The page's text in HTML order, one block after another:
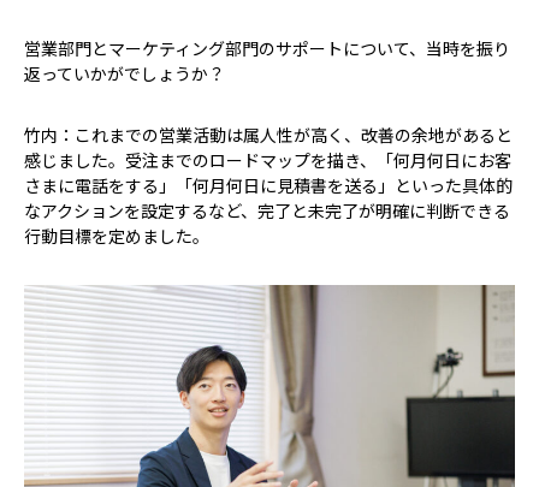
――営業部門とマーケティング部門のサポートについて、当時を振り
返っていかがでしょうか？
竹内：これまでの営業活動は属人性が高く、改善の余地があると
感じました。受注までのロードマップを描き、「何月何日にお客
さまに電話をする」「何月何日に見積書を送る」といった具体的
なアクションを設定するなど、完了と未完了が明確に判断できる
行動目標を定めました。